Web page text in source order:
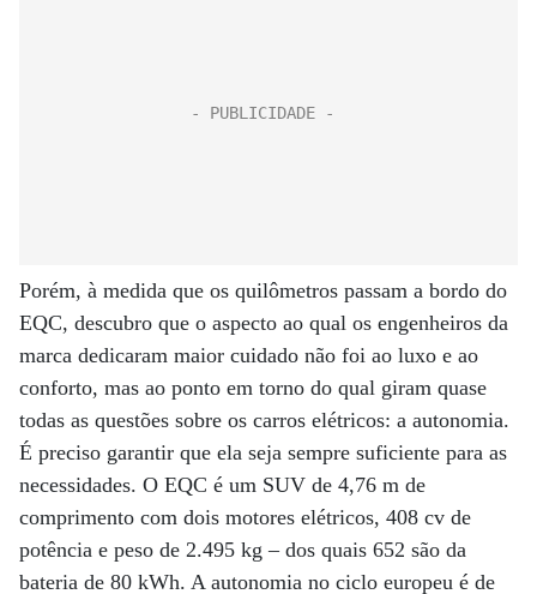
Porém, à medida que os quilômetros passam a bordo do
EQC, descubro que o aspecto ao qual os engenheiros da
marca dedicaram maior cuidado não foi ao luxo e ao
conforto, mas ao ponto em torno do qual giram quase
todas as questões sobre os carros elétricos: a autonomia.
É preciso garantir que ela seja sempre suficiente para as
necessidades. O EQC é um SUV de 4,76 m de
comprimento com dois motores elétricos, 408 cv de
potência e peso de 2.495 kg – dos quais 652 são da
bateria de 80 kWh. A autonomia no ciclo europeu é de